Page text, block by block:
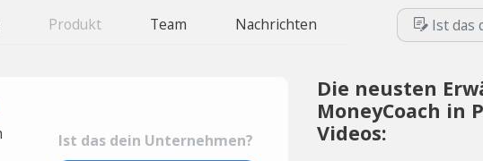
Produkt Team Nachrichten Ist das
Ist das dein Unternehmen?
Die neusten
MoneyCoach in
Videos: